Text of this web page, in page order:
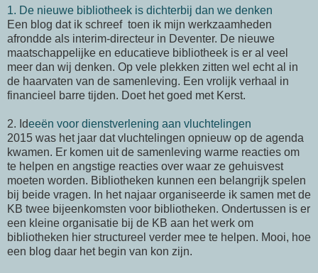
1. De nieuwe bibliotheek is dichterbij dan we denken
Een blog dat ik schreef toen ik mijn werkzaamheden
afrondde als interim-directeur in Deventer. De nieuwe
maatschappelijke en educatieve bibliotheek is er al veel
meer dan wij denken. Op vele plekken zitten wel echt al in
de haarvaten van de samenleving. Een vrolijk verhaal in
financieel barre tijden. Doet het goed met Kerst.
2. Ideeën voor dienstverlening aan vluchtelingen
2015 was het jaar dat vluchtelingen opnieuw op de agenda
kwamen. Er komen uit de samenleving warme reacties om
te helpen en angstige reacties over waar ze gehuisvest
moeten worden. Bibliotheken kunnen een belangrijk spelen
bij beide vragen. In het najaar organiseerde ik samen met de
KB twee bijeenkomsten voor bibliotheken. Ondertussen is er
een kleine organisatie bij de KB aan het werk om
bibliotheken hier structureel verder mee te helpen. Mooi, hoe
een blog daar het begin van kon zijn.